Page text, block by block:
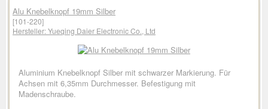
Alu Knebelknopf 19mm Silber
[101-220]
Hersteller:Yueqing Daier Electronic Co., Ltd
Aluminium Knebelknopf Silber mit schwarzer Markierung. Für
Achsen mit 6,35mm Durchmesser. Befestigung mit
Madenschraube.